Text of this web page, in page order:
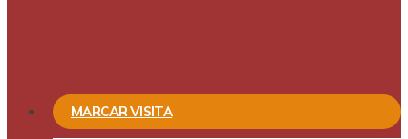
MARCAR VISITA